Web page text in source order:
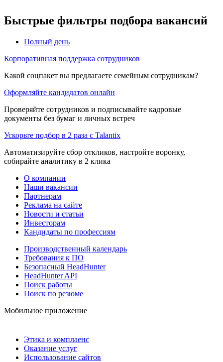
Быстрые фильтры подбора вакансий
Полный день
Корпоративная поддержка сотрудников
Какой соцпакет вы предлагаете семейным сотрудникам?
Оформляйте кандидатов онлайн
Проверяйте сотрудников и подписывайте кадровые
документы без бумаг и личных встреч
Ускорьте подбор в 2 раза с Talantix
Автоматизируйте сбор откликов, настройте воронку,
собирайте аналитику в 2 клика
О компании
Наши вакансии
Партнерам
Реклама на сайте
Новости и статьи
Инвесторам
Кандидаты по профессиям
Производственный календарь
Требования к ПО
Безопасный HeadHunter
HeadHunter API
Поиск работы
Поиск по резюме
Мобильное приложение
Этика и комплаенс
Оказание услуг
Использование сайтов